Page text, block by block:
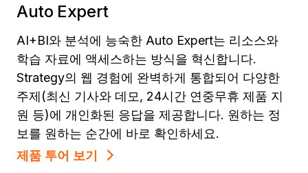
Auto Expert
AI+BI와 분석에 능숙한 Auto Expert는 리소스와
학습 자료에 액세스하는 방식을 혁신합니다.
Strategy의 웹 경험에 완벽하게 통합되어 다양한
주제(최신 기사와 데모, 24시간 연중무휴 제품 지
원 등)에 개인화된 응답을 제공합니다. 원하는 정
보를 원하는 순간에 바로 확인하세요.
제품 투어 보기